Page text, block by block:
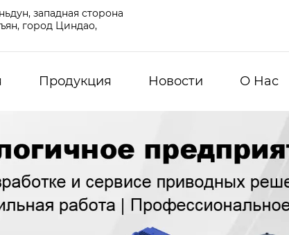
западная сторона
город Циндао,
Продукция Новости О Hас